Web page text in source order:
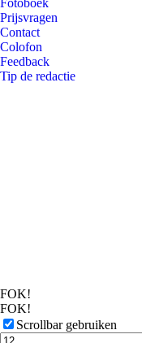
Fotoboek
Prijsvragen
Contact
Colofon
Feedback
Tip de redactie
FOK!
FOK!
Scrollbar gebruiken